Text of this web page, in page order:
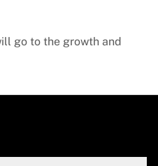
go to the growth and